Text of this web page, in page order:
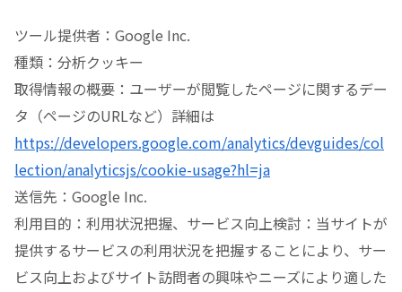
ツール提供者：Google Inc.
種類：分析クッキー
取得情報の概要：ユーザーが閲覧したページに関するデー
タ（ページのURLなど）詳細は
https://developers.google.com/analytics/devguides/col
lection/analyticsjs/cookie-usage?hl=ja
送信先：Google Inc.
利用目的：利用状況把握、サービス向上検討：当サイトが
提供するサービスの利用状況を把握することにより、サー
ビス向上およびサイト訪問者の興味やニーズにより適した